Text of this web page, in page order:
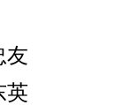
友
英